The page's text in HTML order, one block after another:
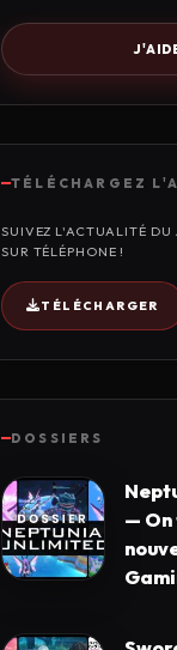
TÉLÉCHARGEZ
SUIVEZ L'ACTUALITÉ DU
SUR TÉLÉPHONE !
TÉLÉCHARGER
DOSSIERS
—